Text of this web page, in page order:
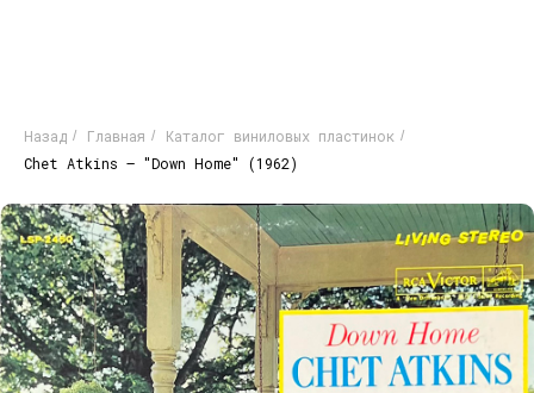
Назад / Главная / Каталог виниловых пластинок /
Chet Atkins – "Down Home" (1962)